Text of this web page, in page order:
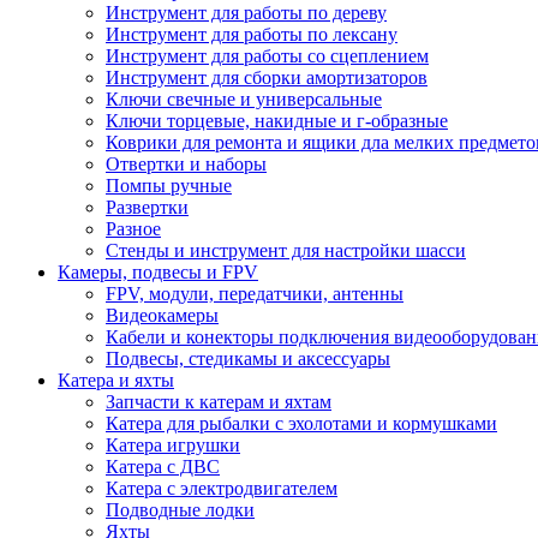
Инструмент для работы по дереву
Инструмент для работы по лексану
Инструмент для работы со сцеплением
Инструмент для сборки амортизаторов
Ключи свечные и универсальные
Ключи торцевые, накидные и г-образные
Коврики для ремонта и ящики дла мелких
Отвертки и наборы
Помпы ручные
Развертки
Разное
Стенды и инструмент для настройки шасси
Камеры, подвесы и FPV
FPV, модули, передатчики, антенны
Видеокамеры
Кабели и конекторы подключения
Подвесы, стедикамы и аксессуары
Катера и яхты
Запчасти к катерам и яхтам
Катера для рыбалки с эхолотами и кормушками
Катера игрушки
Катера с ДВС
Катера с электродвигателем
Подводные лодки
Яхты